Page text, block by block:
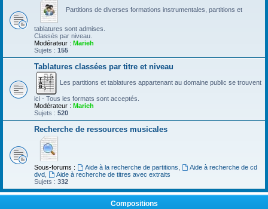
Partitions de diverses formations instrumentales, partitions et
tablatures sont admises.
Classés par niveau.
Modérateur : Marieh
Sujets : 155
Tablatures classées par titre et niveau
Les partitions et tablatures appartenant au domaine public se trouvent
ici - Tous les formats sont acceptés.
Modérateur : Marieh
Sujets : 520
Recherche de ressources musicales
Sous-forums : Aide à la recherche de partitions
Aide à recherche de cd
dvd
Aide à recherche de titres avec extraits
Sujets : 332
Compositions